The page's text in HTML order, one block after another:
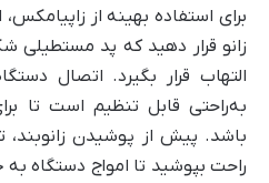
برای استفاده بهینه از زاپیامکس،
زانو قرار دهید که پد مستطیلی
التهاب قرار بگیرد. اتصال
به‌راحتی قابل تنظیم است تا
باشد. پیش از پوشیدن
راحت بپوشید تا امواج دستگاه